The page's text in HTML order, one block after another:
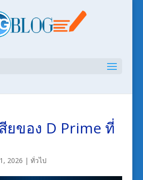
ยของ D Prime ที่
2026 | ทั่วไป